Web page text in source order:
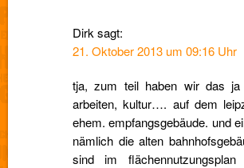
Kantine
und
Menge
Projektförderungen
Dirk sagt:
21. Oktober 2013 um 09:16 Uhr
tja, zum teil haben wir das ja
arbeiten, kultur…. auf dem
ehem. empfangsgebäude. und
nämlich die alten
sind im